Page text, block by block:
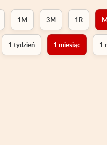
1M 3M 1R
1 tydzień 1 miesiąc 1